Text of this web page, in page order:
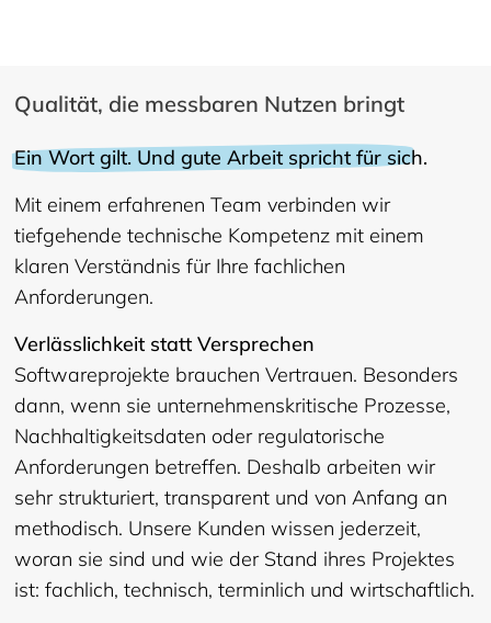
Qualität, die messbaren Nutzen bringt
Ein Wort gilt. Und gute Arbeit spricht für sich.
Mit einem erfahrenen Team verbinden wir
tiefgehende technische Kompetenz mit einem
klaren Verständnis für Ihre fachlichen
Anforderungen.
Verlässlichkeit statt Versprechen
Softwareprojekte brauchen Vertrauen. Besonders
dann, wenn sie unternehmenskritische Prozesse,
Nachhaltigkeitsdaten oder regulatorische
Anforderungen betreffen. Deshalb arbeiten wir
sehr strukturiert, transparent und von Anfang an
methodisch. Unsere Kunden wissen jederzeit,
woran sie sind und wie der Stand ihres Projektes
ist: fachlich, technisch, terminlich und wirtschaftlich.